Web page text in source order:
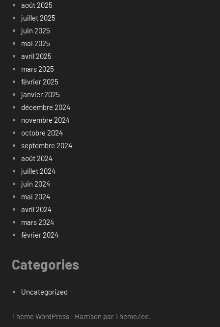
août 2025
juillet 2025
juin 2025
mai 2025
avril 2025
mars 2025
février 2025
janvier 2025
décembre 2024
novembre 2024
octobre 2024
septembre 2024
août 2024
juillet 2024
juin 2024
mai 2024
avril 2024
mars 2024
février 2024
Categories
Uncategorized
Thème WordPress : Harrison par ThemeZee.